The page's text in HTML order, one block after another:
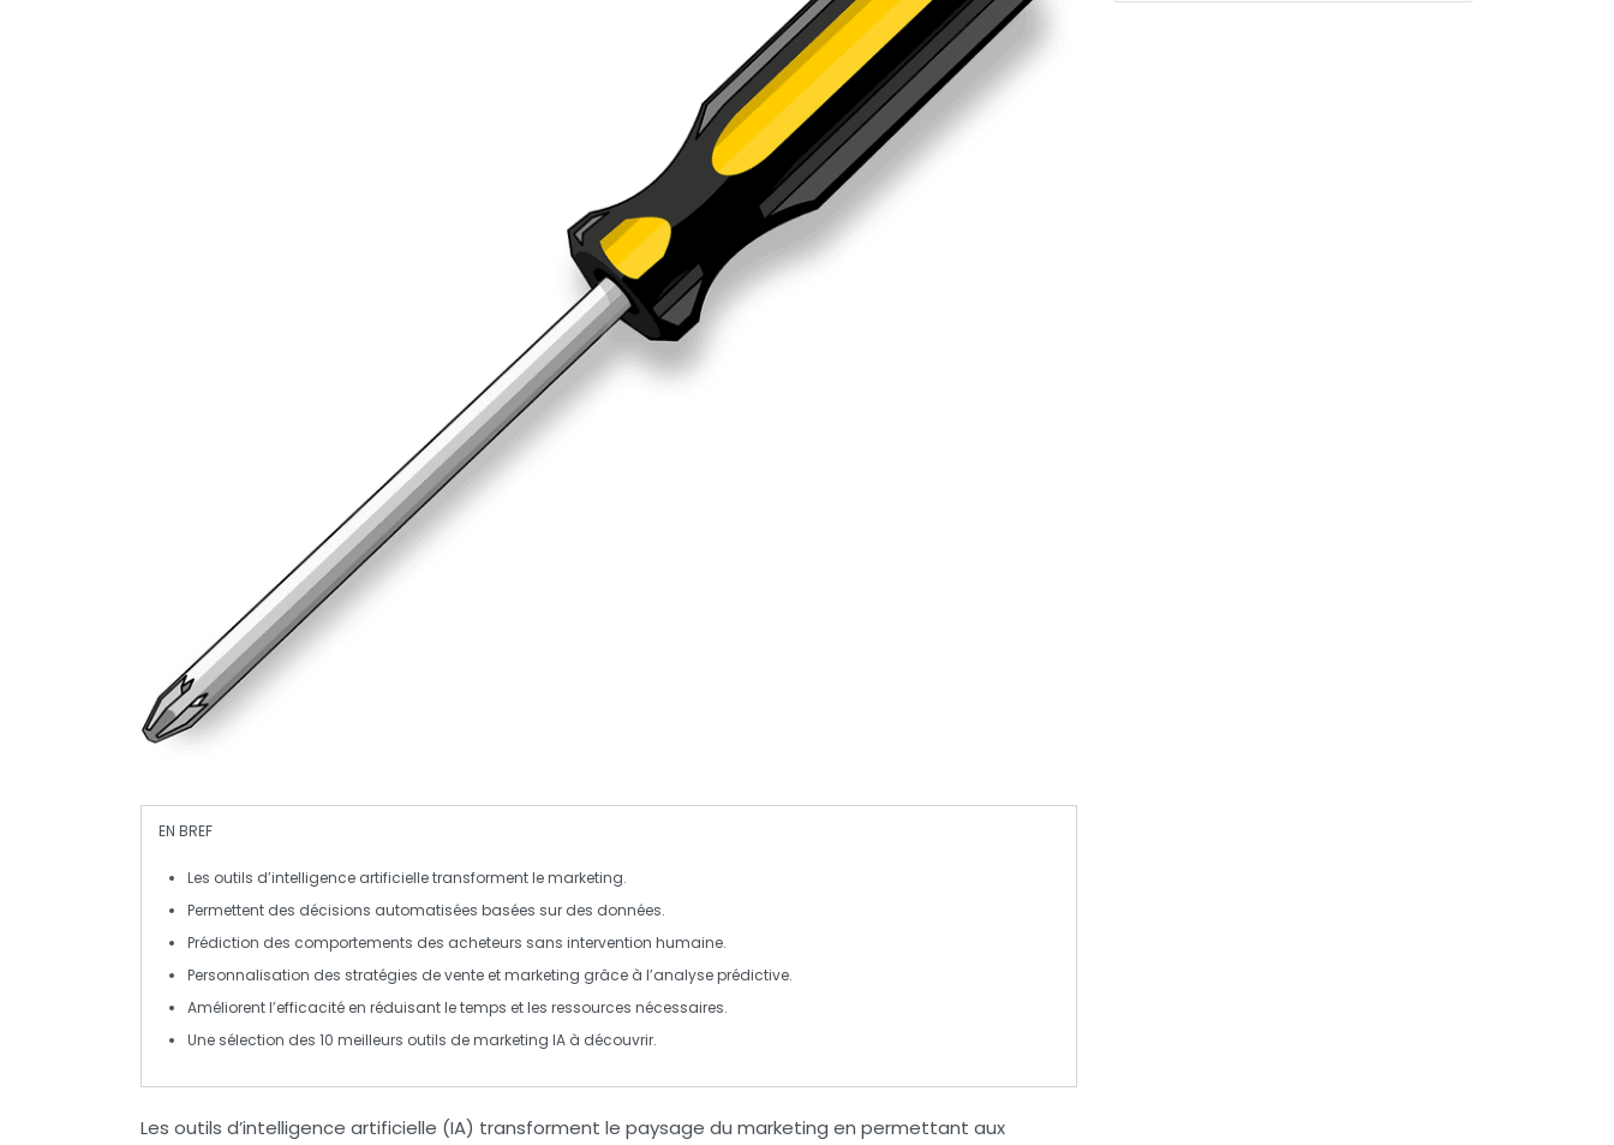
EN BREF
Les outils d’intelligence artificielletransforment lemarketing.
Permettent des décisions automatisées basées sur des données.
Prédiction des comportements des acheteurs sans intervention humaine.
Personnalisation des stratégies de vente et marketing grâce à l’analyse prédictive.
Améliorent l’efficacité en réduisant le temps et les ressources nécessaires.
Une sélection des 10 meilleurs outils de marketing IA à découvrir.
Les outils d’intelligence artificielle (IA) transforment le paysage du marketing en permettant aux